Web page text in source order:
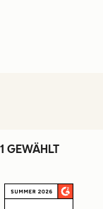
GEWÄHLT